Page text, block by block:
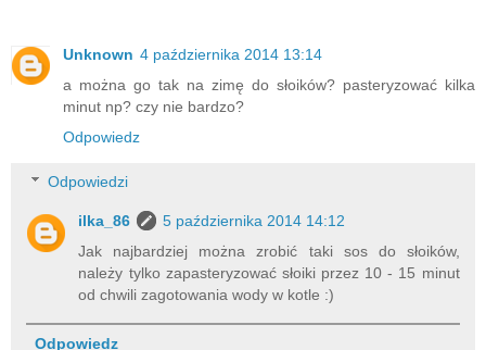
Unknown 4 października 2014 13:14
a można go tak na zimę do słoików? pasteryzować kilka
minut np? czy nie bardzo?
Odpowiedz
Odpowiedzi
ilka_86
5 października 2014 14:12
Jak najbardziej można zrobić taki sos do słoików,
należy tylko zapasteryzować słoiki przez 10 - 15 minut
od chwili zagotowania wody w kotle :)
Odpowiedz